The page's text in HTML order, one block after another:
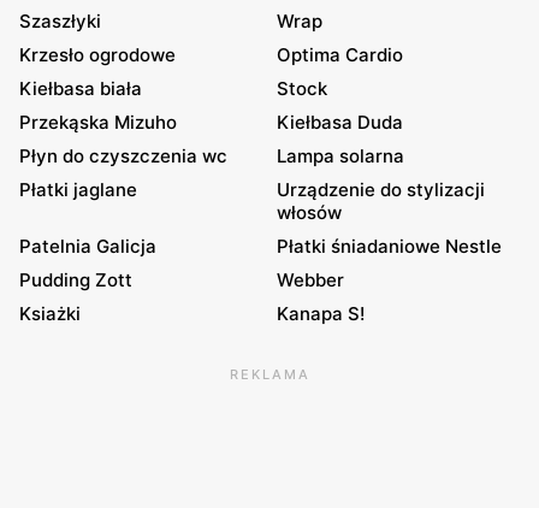
Szaszłyki
Wrap
Krzesło ogrodowe
Optima Cardio
Kiełbasa biała
Stock
Przekąska Mizuho
Kiełbasa Duda
Płyn do czyszczenia wc
Lampa solarna
Płatki jaglane
Urządzenie do stylizacji
włosów
Patelnia Galicja
Płatki śniadaniowe Nestle
Pudding Zott
Webber
Ksiażki
Kanapa S!
REKLAMA